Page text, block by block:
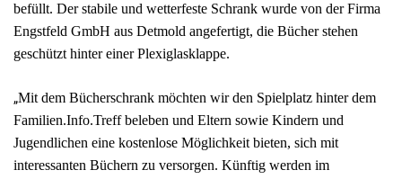
befüllt. Der stabile und wetterfeste Schrank wurde von der Firma
Engstfeld GmbH aus Detmold angefertigt, die Bücher stehen
geschützt hinter einer Plexiglasklappe.
„Mit dem Bücherschrank möchten wir den Spielplatz hinter dem
Familien.Info.Treff beleben und Eltern sowie Kindern und
Jugendlichen eine kostenlose Möglichkeit bieten, sich mit
interessanten Büchern zu versorgen. Künftig werden im